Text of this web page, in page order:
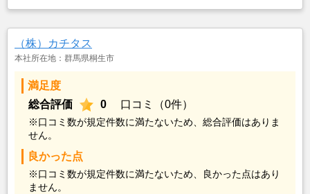
（株）カチタス
本社所在地：群馬県桐生市
満足度
総合評価
0 口コミ（0件）
※口コミ数が規定件数に満たないため、総合評価はありま
せん。
良かった点
※口コミ数が規定件数に満たないため、良かった点はあり
ません。